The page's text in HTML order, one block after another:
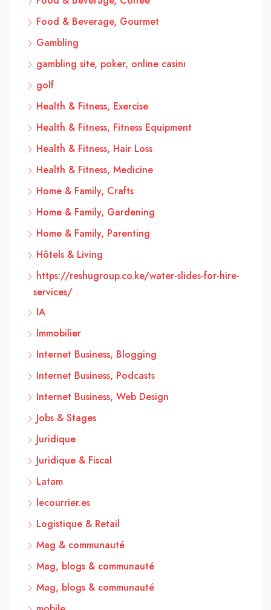
Food & Beverage, Gourmet
Gambling
gambling site, poker, online casinı
golf
Health & Fitness, Exercise
Health & Fitness, Fitness Equipment
Health & Fitness, Hair Loss
Health & Fitness, Medicine
Home & Family, Crafts
Home & Family, Gardening
Home & Family, Parenting
Hôtels & Living
https://reshugroup.co.ke/water-slides-for-hire-
services/
IA
Immobilier
Internet Business, Blogging
Internet Business, Podcasts
Internet Business, Web Design
Jobs & Stages
Juridique
Juridique & Fiscal
Latam
lecourrier.es
Logistique & Retail
Mag & communauté
Mag, blogs & communauté
Mag, blogs & communauté